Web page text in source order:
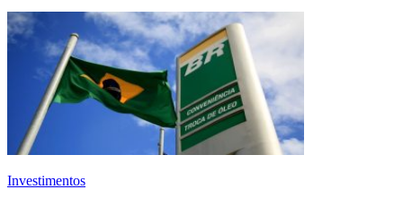
Investimentos